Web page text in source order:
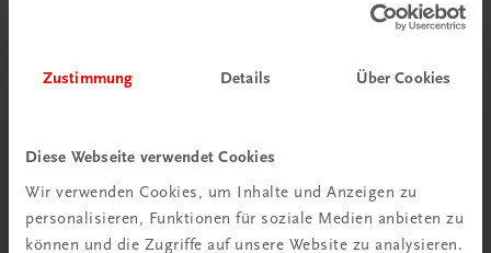
Zustimmung Details Über Cookies
Diese Webseite verwendet Cookies
Wir verwenden Cookies, um Inhalte und Anzeigen zu
personalisieren, Funktionen für soziale Medien anbieten zu
können und die Zugriffe auf unsere Website zu analysieren.